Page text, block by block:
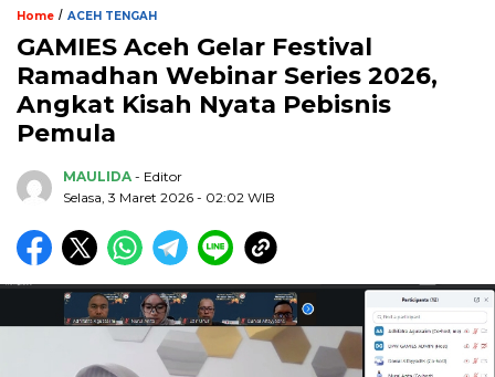
Home / ACEH TENGAH
GAMIES Aceh Gelar Festival
Ramadhan Webinar Series 2026,
Angkat Kisah Nyata Pebisnis
Pemula
MAULIDA - Editor
Selasa, 3 Maret 2026 - 02:02 WIB